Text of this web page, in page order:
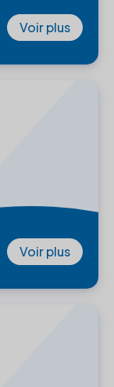
Voir plus
Voir plus